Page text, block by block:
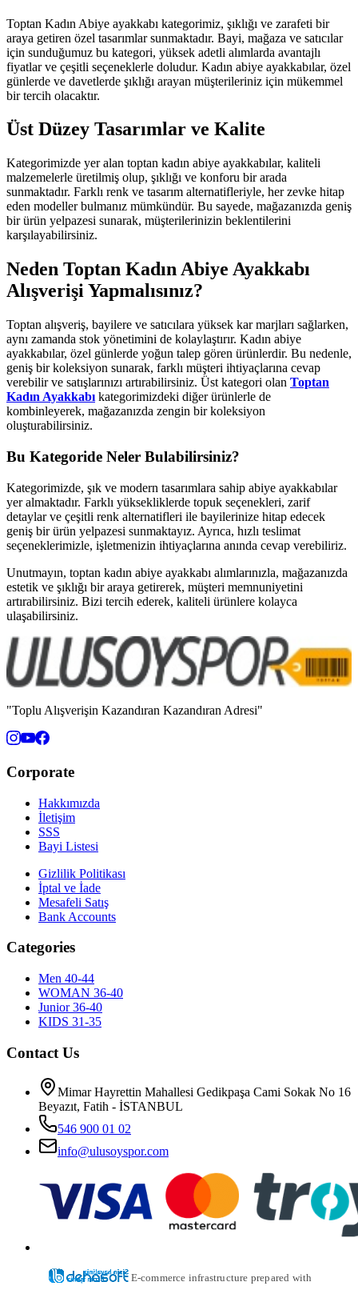
Toptan Kadın Abiye ayakkabı kategorimiz, şıklığı ve zarafeti bir
araya getiren özel tasarımlar sunmaktadır. Bayi, mağaza ve satıcılar
için sunduğumuz bu kategori, yüksek adetli alımlarda avantajlı
fiyatlar ve çeşitli seçeneklerle doludur. Kadın abiye ayakkabılar, özel
günlerde ve davetlerde şıklığı arayan müşterileriniz için mükemmel
bir tercih olacaktır.
Üst Düzey Tasarımlar ve Kalite
Kategorimizde yer alan toptan kadın abiye ayakkabılar, kaliteli
malzemelerle üretilmiş olup, şıklığı ve konforu bir arada
sunmaktadır. Farklı renk ve tasarım alternatifleriyle, her zevke hitap
eden modeller bulmanız mümkündür. Bu sayede, mağazanızda geniş
bir ürün yelpazesi sunarak, müşterilerinizin beklentilerini
karşılayabilirsiniz.
Neden Toptan Kadın Abiye Ayakkabı
Alışverişi Yapmalısınız?
Toptan alışveriş, bayilere ve satıcılara yüksek kar marjları sağlarken,
aynı zamanda stok yönetimini de kolaylaştırır. Kadın abiye
ayakkabılar, özel günlerde yoğun talep gören ürünlerdir. Bu nedenle,
geniş bir koleksiyon sunarak, farklı müşteri ihtiyaçlarına cevap
verebilir ve satışlarınızı artırabilirsiniz. Üst kategori olan Toptan
Kadın Ayakkabı kategorimizdeki diğer ürünlerle de
kombinleyerek, mağazanızda zengin bir koleksiyon
oluşturabilirsiniz.
Bu Kategoride Neler Bulabilirsiniz?
Kategorimizde, şık ve modern tasarımlara sahip abiye ayakkabılar
yer almaktadır. Farklı yüksekliklerde topuk seçenekleri, zarif
detaylar ve çeşitli renk alternatifleri ile bayilerinize hitap edecek
geniş bir ürün yelpazesi sunmaktayız. Ayrıca, hızlı teslimat
seçeneklerimizle, işletmenizin ihtiyaçlarına anında cevap verebiliriz.
Unutmayın, toptan kadın abiye ayakkabı alımlarınızla, mağazanızda
estetik ve şıklığı bir araya getirerek, müşteri memnuniyetini
artırabilirsiniz. Bizi tercih ederek, kaliteli ürünlere kolayca
ulaşabilirsiniz.
"Toplu Alışverişin Kazandıran Kazandıran Adresi"
Corporate
Hakkımızda
İletişim
SSS
Bayi Listesi
Gizlilik Politikası
İptal ve İade
Mesafeli Satış
Bank Accounts
Categories
Men 40-44
WOMAN 36-40
Junior 36-40
KIDS 31-35
Contact Us
Mimar Hayrettin Mahallesi Gedikpaşa Cami Sokak No 16
Beyazıt, Fatih - İSTANBUL
546 900 01 02
info@ulusoyspor.com
E-commerce infrastructure prepared with